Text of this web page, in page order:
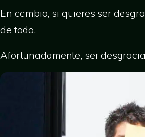
En cambio, si quieres ser
de todo.
Afortunadamente, ser